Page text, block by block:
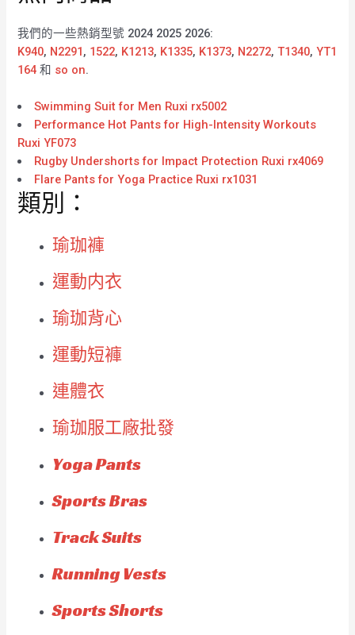
我們的一些熱銷型號 2024 2025 2026:
K940, N2291, 1522, K1213, K1335, K1373, N2272,T1340,YT1
164 和 so on.
Swimming Suit for Men Ruxi rx5002
Performance Hot Pants for High-Intensity Workouts
Ruxi YF073
Rugby Undershorts for Impact Protection Ruxi rx4069
Flare Pants for Yoga Practice Ruxi rx1031
類別：
瑜珈褲
運動内衣
瑜珈背心
運動短褲
連體衣
瑜珈服工廠批發
Yoga Pants
Sports Bras
Track Suits
Running Vests
Sports Shorts